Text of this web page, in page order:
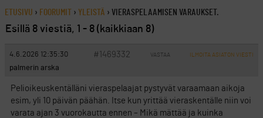
ETUSIVU › FOORUMIT › YLEISTÄ › VIERASPELAAMISEN VARAUKSET.
Esillä 8 viestiä, 1 - 8 (kaikkiaan 8)
4.6.2026 12:35:30 #1469332 VASTAA ILMOITA ASIATON VIESTI
palmerin arska
Pelioikeuskentälläni vieraspelaajat pystyvät varaamaan aikoja
esim, yli 10 päivän päähän. Itse kun yrittää vieraskentälle niin voi
varata ajan 3 vuorokautta ennen – Mikä mättää ja kuinka